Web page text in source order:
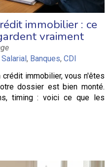
immobilier : ce
vraiment
, Banques, CDI
immobilier, vous n'êtes
dossier est bien monté.
timing : voici ce que les